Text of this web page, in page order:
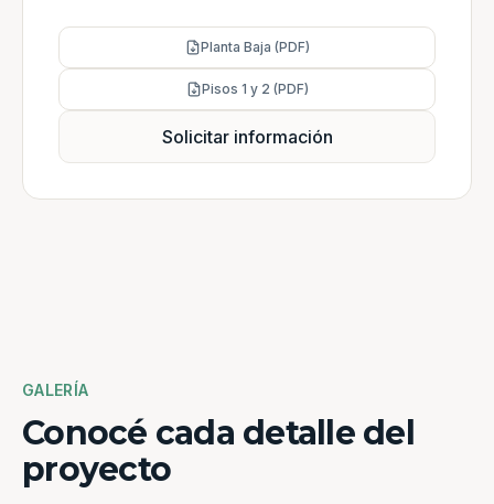
Planta Baja (PDF)
Pisos 1 y 2 (PDF)
Solicitar información
GALERÍA
Conocé cada detalle del
proyecto